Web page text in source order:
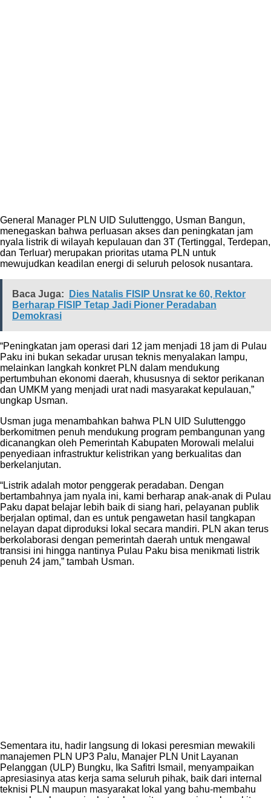
General Manager PLN UID Suluttenggo, Usman Bangun,
menegaskan bahwa perluasan akses dan peningkatan jam
nyala listrik di wilayah kepulauan dan 3T (Tertinggal, Terdepan,
dan Terluar) merupakan prioritas utama PLN untuk
mewujudkan keadilan energi di seluruh pelosok nusantara.
Baca Juga:
Dies Natalis FISIP Unsrat ke 60, Rektor
Berharap FISIP Tetap Jadi Pioner Peradaban
Demokrasi
“Peningkatan jam operasi dari 12 jam menjadi 18 jam di Pulau
Paku ini bukan sekadar urusan teknis menyalakan lampu,
melainkan langkah konkret PLN dalam mendukung
pertumbuhan ekonomi daerah, khususnya di sektor perikanan
dan UMKM yang menjadi urat nadi masyarakat kepulauan,”
ungkap Usman.
Usman juga menambahkan bahwa PLN UID Suluttenggo
berkomitmen penuh mendukung program pembangunan yang
dicanangkan oleh Pemerintah Kabupaten Morowali melalui
penyediaan infrastruktur kelistrikan yang berkualitas dan
berkelanjutan.
“Listrik adalah motor penggerak peradaban. Dengan
bertambahnya jam nyala ini, kami berharap anak-anak di Pulau
Paku dapat belajar lebih baik di siang hari, pelayanan publik
berjalan optimal, dan es untuk pengawetan hasil tangkapan
nelayan dapat diproduksi lokal secara mandiri. PLN akan terus
berkolaborasi dengan pemerintah daerah untuk mengawal
transisi ini hingga nantinya Pulau Paku bisa menikmati listrik
penuh 24 jam,” tambah Usman.
Sementara itu, hadir langsung di lokasi peresmian mewakili
manajemen PLN UP3 Palu, Manajer PLN Unit Layanan
Pelanggan (ULP) Bungku, Ika Safitri Ismail, menyampaikan
apresiasinya atas kerja sama seluruh pihak, baik dari internal
teknisi PLN maupun masyarakat lokal yang bahu-membahu